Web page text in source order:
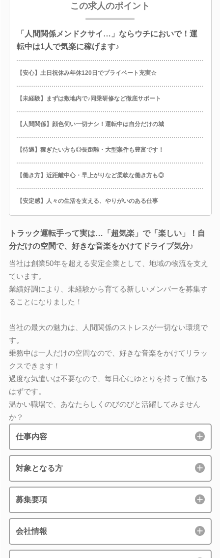
この求人のポイント
「人間関係メンドクサイ…」ならウチにおいで！運
転中は1人で気楽に稼げます♪
【安心】土日祝休み年休120日でプライベート充実☆
【未経験】まずは敷地内で♪同乗研修など徹底サポート
【人間関係】顔色伺い一切ナシ！運転中は自分だけの城
【待遇】稼ぎたい方も◎長距離・大型案件も豊富です！
【働き方】近距離中心・早上がりなど柔軟な働き方も◎
【安定感】人々の生活を支える、やりがいのある仕事
トラック運転手って実は…「超気楽」で「楽しい」！自
分だけの空間で、好きな音楽をかけてドライブ気分♪
当社は創業50年を超える安定企業として、地域の物流を支え
ています。
業績好調により、未経験から育てる新しいメンバーを募集す
ることになりました！
当社の最大の魅力は、人間関係のストレスが一切ない環境で
す。
乗務中は一人だけの空間なので、好きな音楽をかけてリラッ
クスできます！
過度な気遣いは不要なので、毎日心にゆとりを持って働ける
はずです。
温かい職場で、あなたらしくのびのびと活躍してみません
か？
仕事内容
対象となる方
募集要項
会社情報